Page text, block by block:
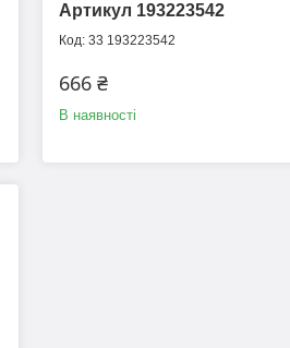
Артикул 193223542
33 193223542
666 ₴
В наявності